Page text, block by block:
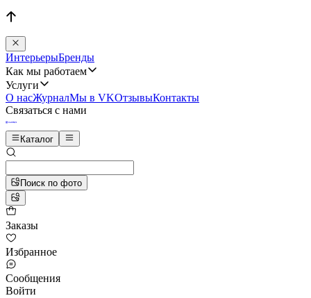
ИнтерьерыБренды
Как мы работаем
Услуги
О насЖурналМы в VKОтзывыКонтакты
Связаться с нами
Каталог
Поиск по фото
Заказы
Избранное
Сообщения
Войти